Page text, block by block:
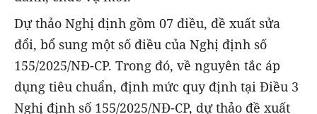
Dự thảo Nghị định gồm 07 điều, đề xuất sửa
đổi, bổ sung một số điều của Nghị định số
155/2025/NĐ-CP. Trong đó, về nguyên tắc áp
dụng tiêu chuẩn, định mức quy định tại Điều 3
Nghị định số 155/2025/NĐ-CP, dự thảo đề xuất